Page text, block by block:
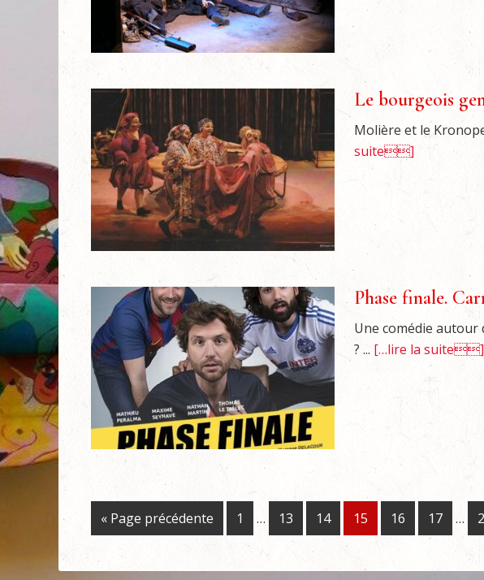
Le bourgeois
Molière et le
suite]
Phase finale.
Une comédie autour
? ... […lire la suite]
« Page précédente 1 … 13 14 15 16 17 …